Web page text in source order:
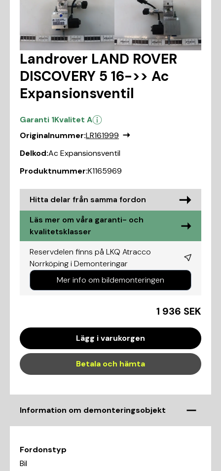
Landrover LAND ROVER
DISCOVERY 5 16->> Ac
Expansionsventil
Garanti 1Kvalitet A
Originalnummer:LR161999
Delkod:Ac Expansionsventil
Produktnummer:K1165969
Hitta delar från samma fordon
Läs mer om våra garanti- och
kvalitetsklasser
Reservdelen finns på LKQ Atracco
Norrköping i Demonteringar
Mer info om bildemonteringen
1 936 SEK
Lägg i varukorgen
Betala och hämta
Information om demonteringsobjekt
Fordonstyp
Bil